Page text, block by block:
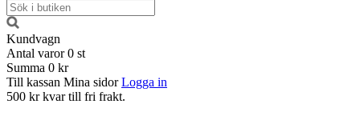
Kundvagn
Antal varor 0 st
Summa 0 kr
Till kassan Mina sidor Logga in
500 kr kvar till fri frakt.